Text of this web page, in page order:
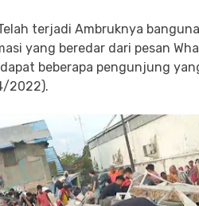
terjadi Ambruknya
yang beredar dari pesan
beberapa pengunjung
2022).